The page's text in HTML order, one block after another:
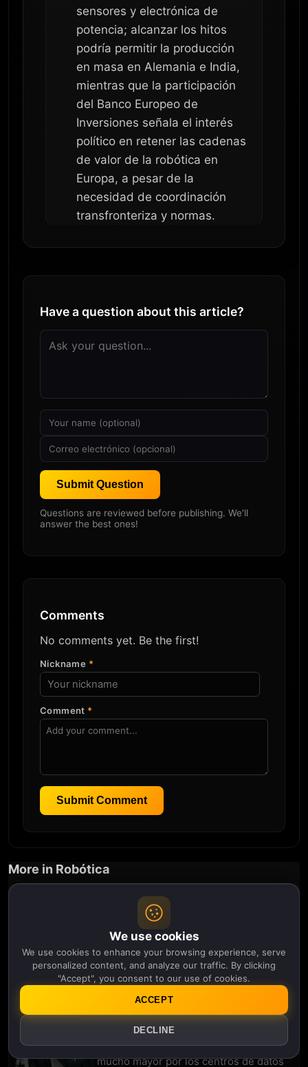
sensores y electrónica de
potencia; alcanzar los hitos
podría permitir la producción
en masa en Alemania e India,
mientras que la participación
del Banco Europeo de
Inversiones señala el interés
político en retener las cadenas
de valor de la robótica en
Europa, a pesar de la
necesidad de coordinación
transfronteriza y normas.
Have a question about this article?
Submit Question
Questions are reviewed before publishing. We'll
answer the best ones!
Comments
No comments yet. Be the first!
Nickname *
Comment *
Submit Comment
More in Robótica
Tu robot de reparto es ahora un
informante policial; la UE quiere saber
quién lo autorizó
1 mes, 3 semanas ago
Neura Robotics recauda 1400 millones
de dólares: la apuesta europea por los
humanoides atrae a Nvidia, Amazon y un
inversor inesperado
1 mes, 3 semanas ago
El acuerdo de Nvidia con LG sobre
robots humanoides oculta una apuesta
mucho mayor por los centros de datos
We use cookies
We use cookies to enhance your browsing experience, serve
personalized content, and analyze our traffic. By clicking
"Accept", you consent to our use of cookies.
DECLINE
ACCEPT